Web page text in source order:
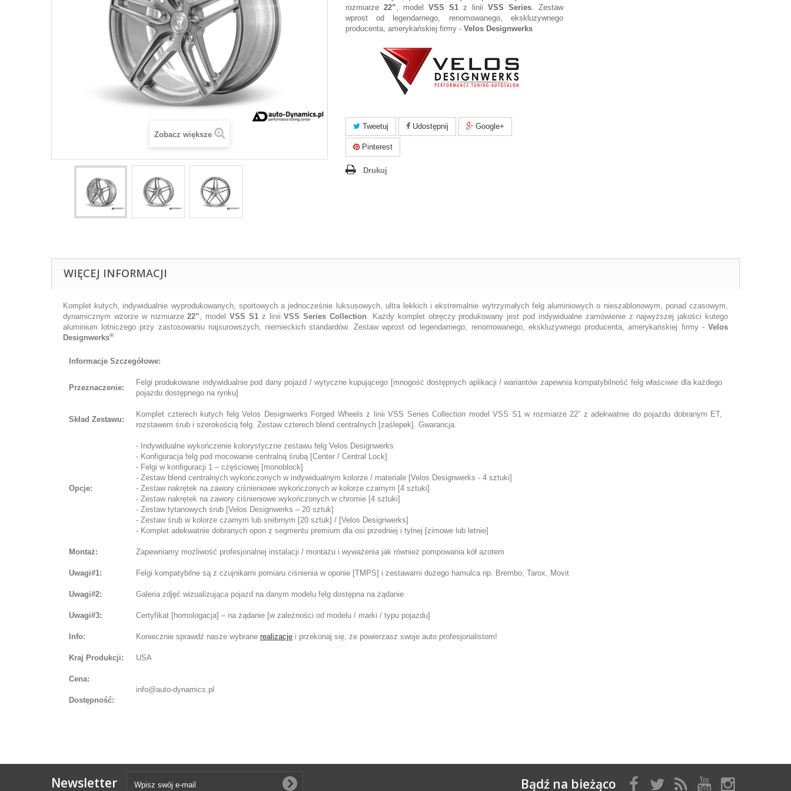
Zobacz większe
rozmiarze 22”, model VSS S1 z linii VSS Series. Zestaw
wprost od legendarnego, renomowanego, ekskluzywnego
producenta, amerykańskiej firmy - Velos Designwerks
Tweetuj Udostępnij Google+
Pinterest
Drukuj
WIĘCEJ INFORMACJI
Komplet kutych, indywidualnie wyprodukowanych, sportowych a jednocześnie luksusowych, ultra lekkich i ekstremalnie wytrzymałych felg aluminiowych o nieszablonowym, ponad czasowym,
dynamicznym wzorze w rozmiarze22”, modelVSS S1z liniiVSS Series Collection. Każdy komplet obręczy produkowany jest pod indywidualne zamówienie z najwyższej jakości kutego
aluminium lotniczego przy zastosowaniu najsurowszych, niemieckich standardów. Zestaw wprost od legendarnego, renomowanego, ekskluzywnego producenta, amerykańskiej firmy - Velos
Designwerks®
Informacje Szczegółowe:
Przeznaczenie:
Felgi produkowane indywidualnie pod dany pojazd / wytyczne kupującego [mnogość dostępnych aplikacji / wariantów zapewnia kompatybilność felg właściwie dla każdego
pojazdu dostępnego na rynku]
Skład Zestawu:
Komplet czterech kutych felg Velos Designwerks Forged Wheels z linii VSS Series Collection model VSS S1 w rozmiarze 22” z adekwatnie do pojazdu dobranym ET,
rozstawem śrub i szerokością felg. Zestaw czterech blend centralnych [zaślepek]. Gwarancja.
Opcje:
- Indywidualne wykończenie kolorystyczne zestawu felg Velos Designwerks
- Konfiguracja felg pod mocowanie centralną śrubą [Center / Central Lock]
- Felgi w konfiguracji 1 – częściowej [monoblock]
- Zestaw blend centralnych wykończonych w indywidualnym kolorze / materiale [Velos Designwerks - 4 sztuki]
- Zestaw nakrętek na zawory ciśnieniowe wykończonych w kolorze czarnym [4 sztuki]
- Zestaw nakrętek na zawory ciśnieniowe wykończonych w chromie [4 sztuki]
- Zestaw tytanowych śrub [Velos Designwerks – 20 sztuk]
- Zestaw śrub w kolorze czarnym lub srebrnym [20 sztuk] / [Velos Designwerks]
- Komplet adekwatnie dobranych opon z segmentu premium dla osi przedniej i tylnej [zimowe lub letnie]
Montaż: Zapewniamy możliwość profesjonalnej instalacji / montażu i wyważenia jak również pompowania kół azotem
Uwagi#1: Felgi kompatybilne są z czujnikami pomiaru ciśnienia w oponie [TMPS] i zestawami dużego hamulca np. Brembo, Tarox, Movit
Uwagi#2: Galeria zdjęć wizualizująca pojazd na danym modelu felg dostępna na żądanie
Uwagi#3: Certyfikat [homologacja] – na żądanie [w zależności od modelu / marki / typu pojazdu]
Info: Koniecznie sprawdź nasze wybrane realizacje i przekonaj się, że powierzasz swoje auto profesjonalistom!
Kraj Produkcji: USA
Cena:
info@auto-dynamics.pl
Dostępność:
Newsletter Bądź na bieżąco